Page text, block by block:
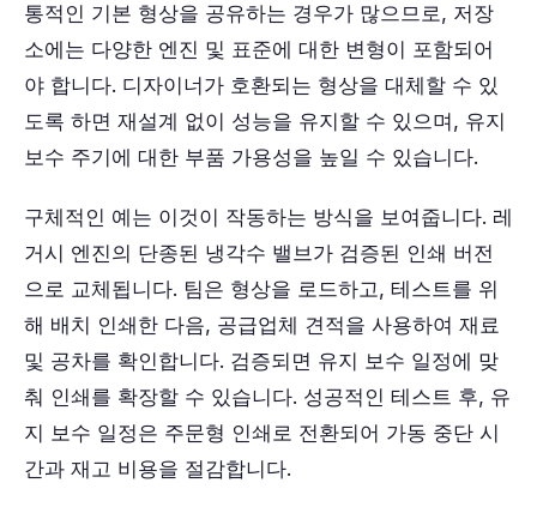
통적인 기본 형상을 공유하는 경우가 많으므로, 저장
소에는 다양한 엔진 및 표준에 대한 변형이 포함되어
야 합니다. 디자이너가 호환되는 형상을 대체할 수 있
도록 하면 재설계 없이 성능을 유지할 수 있으며, 유지
보수 주기에 대한 부품 가용성을 높일 수 있습니다.
구체적인 예는 이것이 작동하는 방식을 보여줍니다. 레
거시 엔진의 단종된 냉각수 밸브가 검증된 인쇄 버전
으로 교체됩니다. 팀은 형상을 로드하고, 테스트를 위
해 배치 인쇄한 다음, 공급업체 견적을 사용하여 재료
및 공차를 확인합니다. 검증되면 유지 보수 일정에 맞
춰 인쇄를 확장할 수 있습니다. 성공적인 테스트 후, 유
지 보수 일정은 주문형 인쇄로 전환되어 가동 중단 시
간과 재고 비용을 절감합니다.